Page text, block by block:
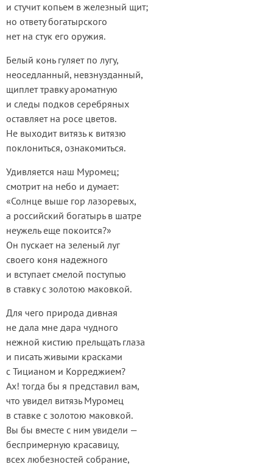
и стучит копьем в железный щит;
но ответу богатырского
нет на стук его оружия.
Белый конь гуляет по лугу,
неоседланный, невзнузданный,
щиплет травку ароматную
и следы подков серебряных
оставляет на росе цветов.
Не выходит витязь к витязю
поклониться, ознакомиться.
Удивляется наш Муромец;
смотрит на небо и думает:
«Солнце выше гор лазоревых,
а российский богатырь в шатре
неужель еще покоится?»
Он пускает на зеленый луг
своего коня надежного
и вступает смелой поступью
в ставку с золотою маковкой.
Для чего природа дивная
не дала мне дара чудного
нежной кистию прельщать глаза
и писать живыми красками
с Тицианом и Корреджием?
Ах! тогда бы я представил вам,
что увидел витязь Муромец
в ставке с золотою маковкой.
Вы бы вместе с ним увидели —
беспримерную красавицу,
всех любезностей собрание,